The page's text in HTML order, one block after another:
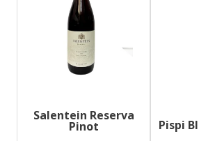
Salentein Reserva
Pinot Pispi